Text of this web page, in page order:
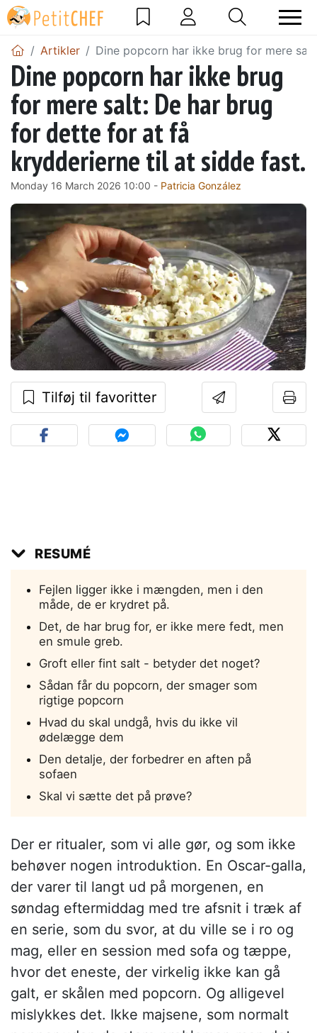
Artikler Dine popcorn har ikke brug for mere
Dine popcorn har ikke brug
for mere salt: De har brug
for dette for at få
krydderierne til at sidde fast.
Monday 16 March 2026 10:00 - Patricia González
Tilføj til favoritter
RESUMÉ
Fejlen ligger ikke i mængden, men i den
måde, de er krydret på.
Det, de har brug for, er ikke mere fedt, men
en smule greb.
Groft eller fint salt - betyder det noget?
Sådan får du popcorn, der smager som
rigtige popcorn
Hvad du skal undgå, hvis du ikke vil
ødelægge dem
Den detalje, der forbedrer en aften på
sofaen
Skal vi sætte det på prøve?
Der er ritualer, som vi alle gør, og som ikke
behøver nogen introduktion. En Oscar-galla,
der varer til langt ud på morgenen, en
søndag eftermiddag med tre afsnit i træk af
en serie, som du svor, at du ville se i ro og
mag, eller en session med sofa og tæppe,
hvor det eneste, der virkelig ikke kan gå
galt, er skålen med popcorn. Og alligevel
mislykkes det. Ikke majsene, som normalt